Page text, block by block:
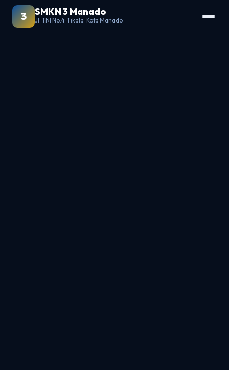
3 SMKN 3 Manado
Jl. TNI No.4 · Tikala · Kota Manado